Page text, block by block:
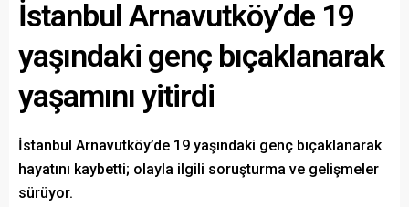
İstanbul Arnavutköy’de 19
yaşındaki genç bıçaklanarak
yaşamını yitirdi
İstanbul Arnavutköy’de 19 yaşındaki genç bıçaklanarak
hayatını kaybetti; olayla ilgili soruşturma ve gelişmeler
sürüyor.